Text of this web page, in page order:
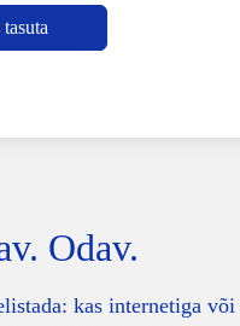
Odav.
kas internetiga